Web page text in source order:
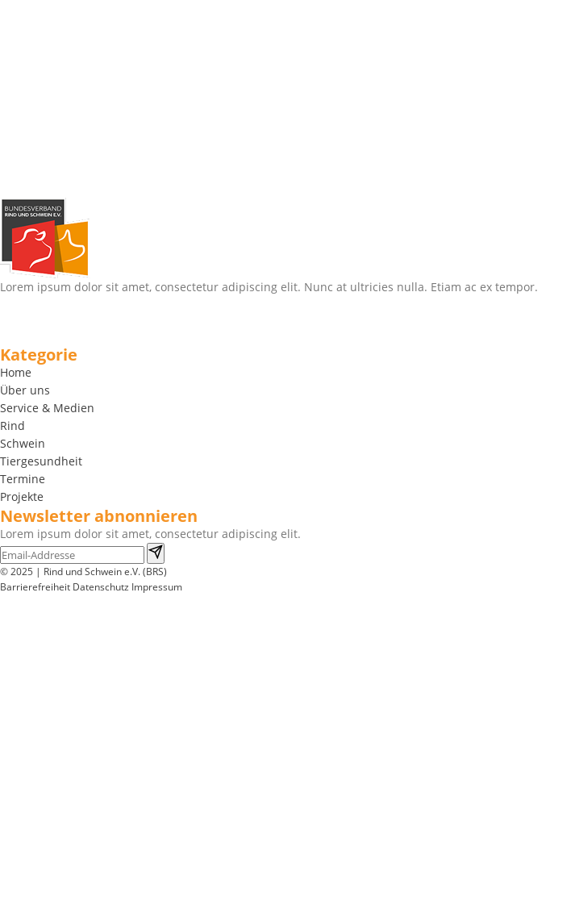
Lorem ipsum dolor sit amet, consectetur adipiscing elit. Nunc at ultricies nulla. Etiam ac ex tempor.
Kategorie
Home
Über uns
Service & Medien
Rind
Schwein
Tiergesundheit
Termine
Projekte
Newsletter abnonnieren
Lorem ipsum dolor sit amet, consectetur adipiscing elit.
© 2025 | Rind und Schwein e.V. (BRS)
Barrierefreiheit Datenschutz Impressum